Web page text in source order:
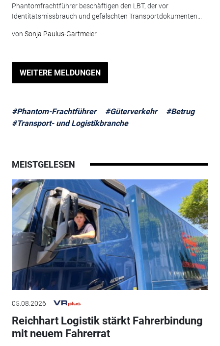
Phantomfrachtführer beschäftigen den LBT, der vor
Identitätsmissbrauch und gefälschten Transportdokumenten...
von Sonja Paulus-Gartmeier
WEITERE MELDUNGEN
#Phantom-Frachtführer #Güterverkehr
#Betrug
#Transport- und Logistikbranche
MEISTGELESEN
05.08.2026
Reichhart Logistik stärkt Fahrerbindung
mit neuem Fahrerrat